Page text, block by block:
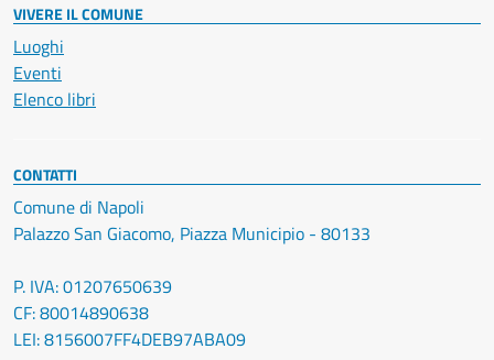
VIVERE IL COMUNE
Luoghi
Eventi
Elenco libri
CONTATTI
Comune di Napoli
Palazzo San Giacomo, Piazza Municipio - 80133
P. IVA: 01207650639
CF: 80014890638
LEI: 8156007FF4DEB97ABA09